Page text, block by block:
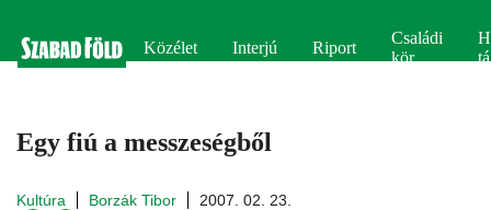
Közélet Interjú Riport
Családi
kör
Egy fiú a messzeségből
Kultúra Borzák Tibor 2007. 02. 23.